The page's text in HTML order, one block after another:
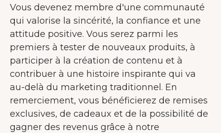
Vous devenez membre d'une communauté
qui valorise la sincérité, la confiance et une
attitude positive. Vous serez parmi les
premiers à tester de nouveaux produits, à
participer à la création de contenu et à
contribuer à une histoire inspirante qui va
au-delà du marketing traditionnel. En
remerciement, vous bénéficierez de remises
exclusives, de cadeaux et de la possibilité de
gagner des revenus grâce à notre